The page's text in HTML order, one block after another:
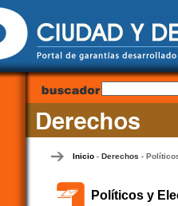
Inicio- Derechos -
Políticos y